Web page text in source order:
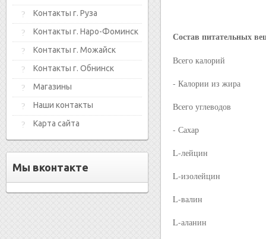
Контакты г. Руза
Контакты г. Наро-Фоминск
Контакты г. Можайск
Контакты г. Обнинск
Магазины
Наши контакты
Карта сайта
Мы вконтакте
Состав питательных
Всего калорий
- Калории из жира
Всего углеводов
- Сахар
L-лейцин
L-изолейцин
L-валин
L-аланин